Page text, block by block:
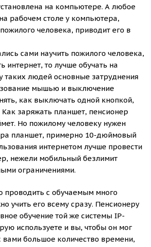
на компьютере. А любое
рабочем столе у компьютера,
человека, приводит его в
сами научить пожилого человека,
интернет, то лучше обучать на
таких людей основные затруднения
мышью и выключение
как выключать одной кнопкой,
заряжать планшет, пенсионер
Но пожилому человеку нужен
планшет, примерно 10-дюймовый
интернетом лучше провести
нежели мобильный безлимит
ограничениями.
проводить с обучаемым много
учить его всему сразу. Пенсионеру
обучение той же системы IP-
используете и вы, чтобы он мог
вами большое количество времени,